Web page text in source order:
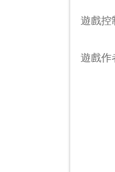
遊戲
遊戲作